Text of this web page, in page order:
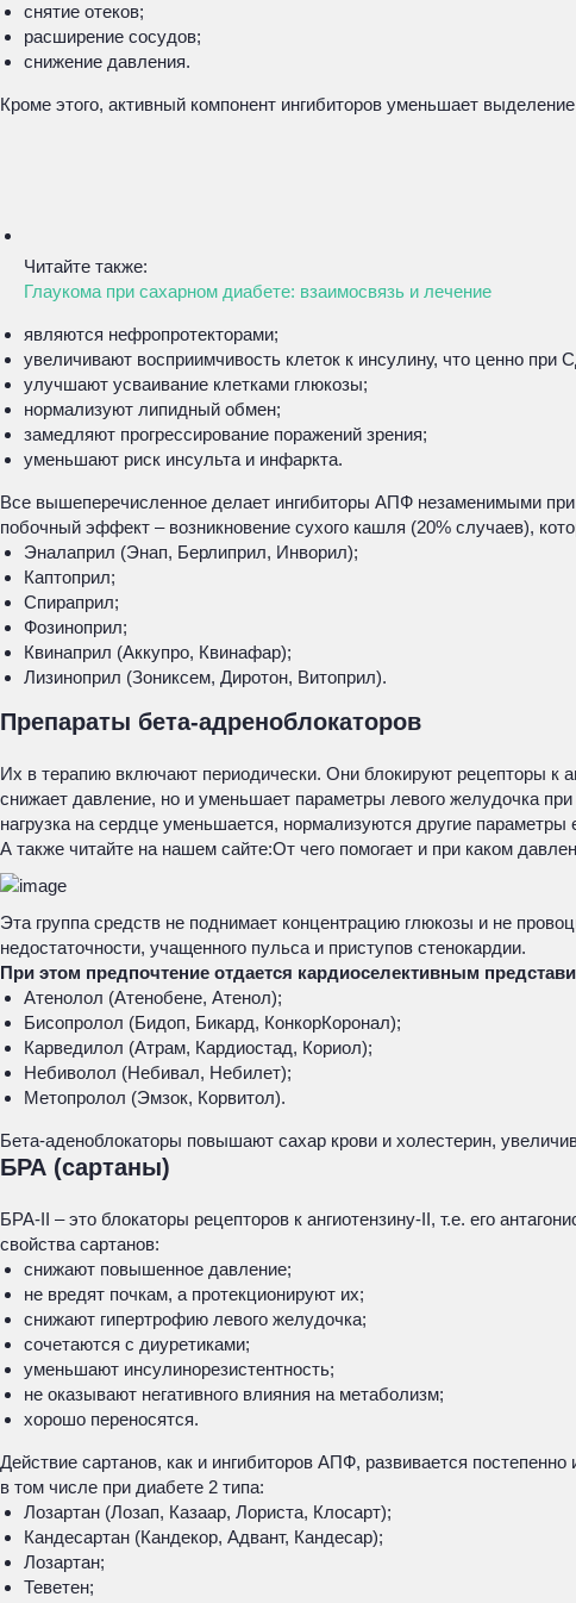
снятие отеков;
расширение сосудов;
снижение давления.
Кроме этого, активный компонент ингибиторов уменьшает
Читайте также:
Глаукома при сахарном диабете: взаимосвязь и лечение
являются нефропротекторами;
увеличивают восприимчивость клеток к инсулину, что ценно при
улучшают усваивание клетками глюкозы;
нормализуют липидный обмен;
замедляют прогрессирование поражений зрения;
уменьшают риск инсульта и инфаркта.
Все вышеперечисленное делает ингибиторы АПФ незаменимыми
побочный эффект – возникновение сухого кашля (20% случаев),
Эналаприл (Энап, Берлиприл, Инворил);
Каптоприл;
Спираприл;
Фозиноприл;
Квинаприл (Аккупро, Квинафар);
Лизиноприл (Зониксем, Диротон, Витоприл).
Препараты бета-адреноблокаторов
Их в терапию включают периодически. Они блокируют рецепторы к
снижает давление, но и уменьшает параметры левого желудочка
нагрузка на сердце уменьшается, нормализуются другие параметры
А также читайте на нашем сайте:От чего помогает и при каком
Эта группа средств не поднимает концентрацию глюкозы и не
недостаточности, учащенного пульса и приступов стенокардии.
При этом предпочтение отдается кардиоселективным
Атенолол (Атенобене, Атенол);
Бисопролол (Бидоп, Бикард, КонкорКоронал);
Карведилол (Атрам, Кардиостад, Кориол);
Небиволол (Небивал, Небилет);
Метопролол (Эмзок, Корвитол).
Бета-аденоблокаторы повышают сахар крови и холестерин,
БРА (сартаны)
БРА-II – это блокаторы рецепторов к ангиотензину-II, т.е. его
свойства сартанов:
снижают повышенное давление;
не вредят почкам, а протекционируют их;
снижают гипертрофию левого желудочка;
сочетаются с диуретиками;
уменьшают инсулинорезистентность;
не оказывают негативного влияния на метаболизм;
хорошо переносятся.
Действие сартанов, как и ингибиторов АПФ, развивается
в том числе при диабете 2 типа:
Лозартан (Лозап, Казаар, Лориста, Клосарт);
Кандесартан (Кандекор, Адвант, Кандесар);
Лозартан;
Теветен;